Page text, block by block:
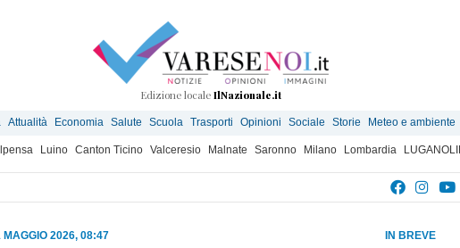
Edizione locale IlNazionale.it
Attualità Economia Salute Scuola Trasporti Opinioni Sociale Storie Meteo e ambiente
Luino Canton Ticino Valceresio Malnate Saronno Milano Lombardia
IN BREVE
MAGGIO 2026, 08:47